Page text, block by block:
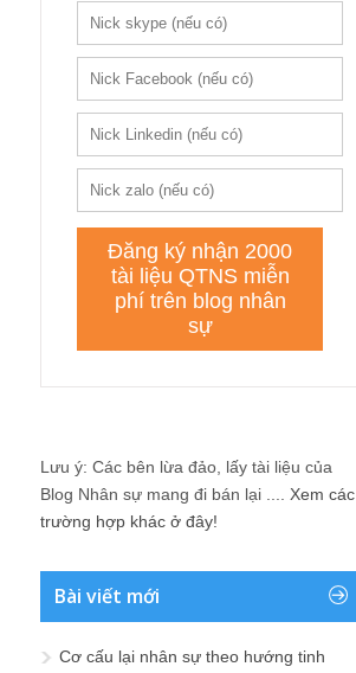
Lưu ý: Các bên lừa đảo, lấy tài liệu của
Blog Nhân sự mang đi bán lại .... Xem các
trường hợp khác ở đây!
Bài viết mới
Cơ cấu lại nhân sự theo hướng tinh